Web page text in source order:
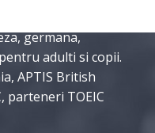
germana,
adulti si copii.
APTIS British
parteneri TOEIC